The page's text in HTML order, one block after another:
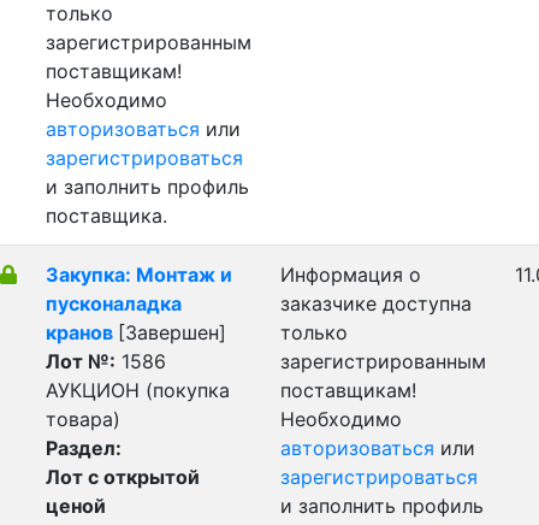
только
зарегистрированным
поставщикам!
Необходимо
авторизоваться или
зарегистрироваться
и заполнить профиль
поставщика.
Закупка: Монтаж и
пусконаладка
кранов [Завершен]
Лот №: 1586
АУКЦИОН (покупка
товара)
Раздел:
Лот с открытой
ценой
Информация о
заказчике доступна
только
зарегистрированным
поставщикам!
Необходимо
авторизоваться или
зарегистрироваться
и заполнить профиль